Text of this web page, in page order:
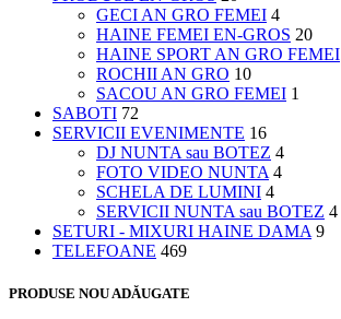
GECI AN GRO FEMEI 4
HAINE FEMEI EN-GROS 20
HAINE SPORT AN GRO FEMEI
ROCHII AN GRO 10
SACOU AN GRO FEMEI 1
SABOTI 72
SERVICII EVENIMENTE 16
DJ NUNTA sau BOTEZ 4
FOTO VIDEO NUNTA 4
SCHELA DE LUMINI 4
SERVICII NUNTA sau BOTEZ 4
SETURI - MIXURI HAINE DAMA 9
TELEFOANE 469
PRODUSE NOU ADĂUGATE